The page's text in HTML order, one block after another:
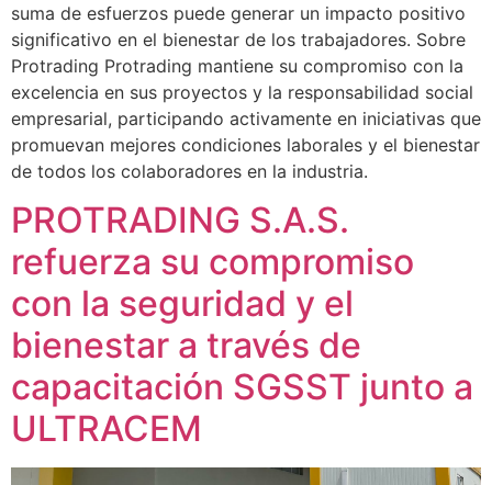
suma de esfuerzos puede generar un impacto positivo
significativo en el bienestar de los trabajadores. Sobre
Protrading Protrading mantiene su compromiso con la
excelencia en sus proyectos y la responsabilidad social
empresarial, participando activamente en iniciativas que
promuevan mejores condiciones laborales y el bienestar
de todos los colaboradores en la industria.
PROTRADING S.A.S.
refuerza su compromiso
con la seguridad y el
bienestar a través de
capacitación SGSST junto a
ULTRACEM